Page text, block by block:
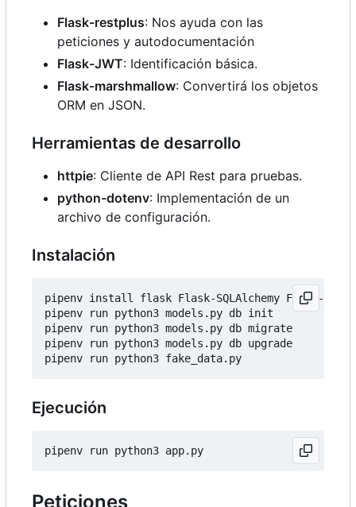
Flask-restplus: Nos ayuda con las
peticiones y autodocumentación
Flask-JWT: Identificación básica.
Flask-marshmallow: Convertirá los objetos
ORM en JSON.
Herramientas de desarrollo
httpie: Cliente de API Rest para pruebas.
python-dotenv: Implementación de un
archivo de configuración.
Instalación
pipenv install flask Flask-SQLAlchemy Flask-
pipenv run python3 models.py db init
pipenv run python3 models.py db migrate
pipenv run python3 models.py db upgrade
Ejecución
Peticiones